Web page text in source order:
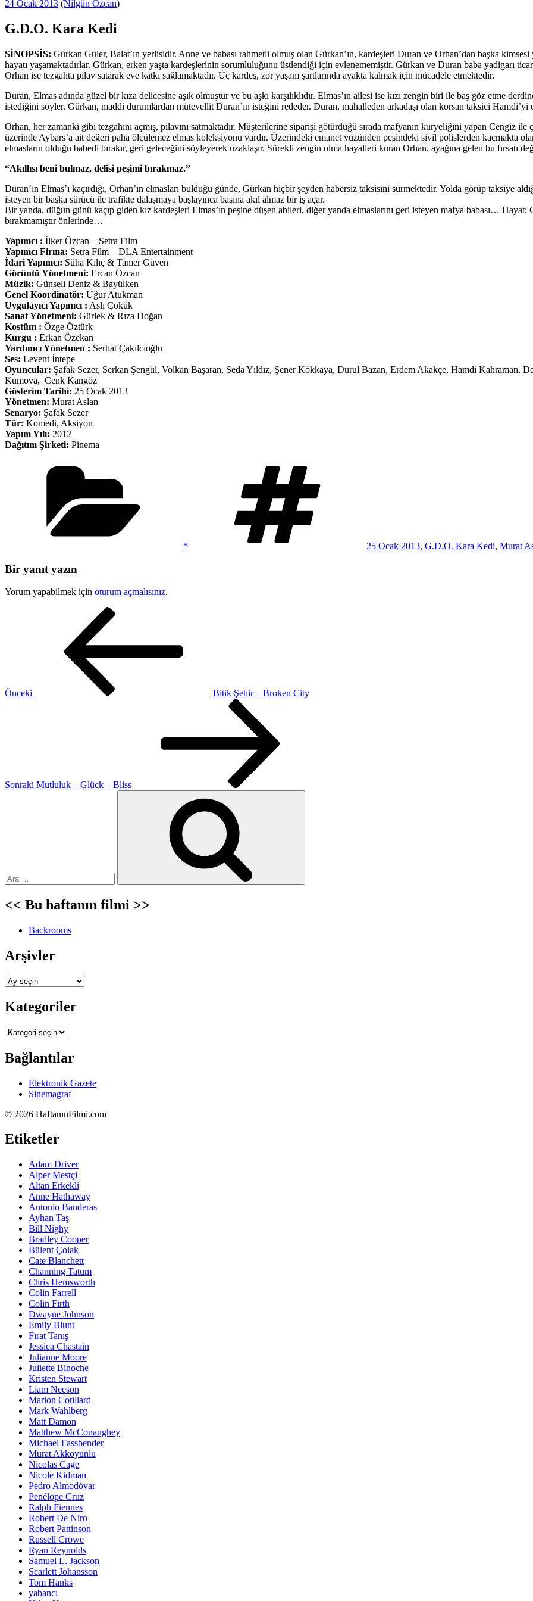
Yayım
24 Ocak 2013 (Nilgün Özcan)
G.D.O. Kara Kedi
SİNOPSİS: Gürkan Güler, Balat’ın yerlisidir. Anne ve babası rahmetli olmuş olan Gürkan’ın, kardeşleri Duran ve Orhan’dan başka
hayatı yaşamaktadırlar. Gürkan, erken yaşta kardeşlerinin sorumluluğunu üstlendiği için evlenememiştir. Gürkan ve Duran baba yadigarı
Orhan ise tezgahta pilav satarak eve katkı sağlamaktadır. Üç kardeş, zor yaşam şartlarında ayakta kalmak için mücadele etmektedir.
Duran, Elmas adında güzel bir kıza delicesine aşık olmuştur ve bu aşkı karşılıklıdır. Elmas’ın ailesi ise kızı zengin biri ile baş göz etme
istediğini söyler. Gürkan, maddi durumlardan mütevellit Duran’ın isteğini rededer. Duran, mahalleden arkadaşı olan korsan taksici Hamdi’yi
Orhan, her zamanki gibi tezgahını açmış, pilavını satmaktadır. Müşterilerine siparişi götürdüğü sırada mafyanın kuryeliğini yapan Cengiz ile
üzerinde Aybars’a ait değeri paha ölçülemez elmas koleksiyonu vardır. Üzerindeki emanet yüzünden peşindeki sivil polislerden kaçmakta
elmasların olduğu babedi bırakır, geri geleceğini söyleyerek uzaklaşır. Sürekli zengin olma hayalleri kuran Orhan, ayağına gelen bu fırsatı
“Akıllısı beni bulmaz, delisi peşimi bırakmaz.”
Duran’ın Elmas’ı kaçırdığı, Orhan’ın elmasları bulduğu günde, Gürkan hiçbir şeyden habersiz taksisini sürmektedir. Yolda görüp taksiye
isteyen bir başka sürücü ile trafikte dalaşmaya başlayınca başına akıl almaz bir iş açar.
Bir yanda, düğün günü kaçıp giden kız kardeşleri Elmas’ın peşine düşen abileri, diğer yanda elmaslarını geri isteyen mafya babası…
bırakmamıştır önlerinde…
Yapımcı : İlker Özcan – Setra Film
Yapımcı Firma: Setra Film – DLA Entertainment
İdari Yapımcı: Süha Kılıç & Tamer Güven
Görüntü Yönetmeni: Ercan Özcan
Müzik: Günseli Deniz & Bayülken
Genel Koordinatör: Uğur Atukman
Uygulayıcı Yapımcı : Aslı Çökük
Sanat Yönetmeni: Gürlek & Rıza Doğan
Kostüm : Özge Öztürk
Kurgu : Erkan Özekan
Yardımcı Yönetmen : Serhat Çakılcıoğlu
Ses: Levent İntepe
Oyuncular: Şafak Sezer, Serkan Şengül, Volkan Başaran, Seda Yıldız, Şener Kökkaya, Durul Bazan, Erdem Akakçe, Hamdi Kahraman,
Kumova, Cenk Kangöz
Gösterim Tarihi: 25 Ocak 2013
Yönetmen: Murat Aslan
Senaryo: Şafak Sezer
Tür: Komedi, Aksiyon
Yapım Yılı: 2012
Dağıtım Şirketi: Pinema
* 25 Ocak 2013, G.D.O. Kara Kedi, Murat
Bir yanıt yazın
Yorum yapabilmek için oturum açmalısınız.
Önceki
Bitik Şehir – Broken City
Sonraki Mutluluk – Glück – Bliss
<< Bu haftanın filmi >>
Backrooms
Arşivler
Arşivler
Kategoriler
Kategoriler
Bağlantılar
Elektronik Gazete
Sinemagraf
© 2026 HaftanınFilmi.com
Etiketler
Adam Driver
Alper Mestçi
Altan Erkekli
Anne Hathaway
Antonio Banderas
Ayhan Taş
Bill Nighy
Bradley Cooper
Bülent Çolak
Cate Blanchett
Channing Tatum
Chris Hemsworth
Colin Farrell
Colin Firth
Dwayne Johnson
Emily Blunt
Fırat Tanış
Jessica Chastain
Julianne Moore
Juliette Binoche
Kristen Stewart
Liam Neeson
Marion Cotillard
Mark Wahlberg
Matt Damon
Matthew McConaughey
Michael Fassbender
Murat Akkoyunlu
Nicolas Cage
Nicole Kidman
Pedro Almodóvar
Penélope Cruz
Ralph Fiennes
Robert De Niro
Robert Pattinson
Russell Crowe
Ryan Reynolds
Samuel L. Jackson
Scarlett Johansson
Tom Hanks
yabancı